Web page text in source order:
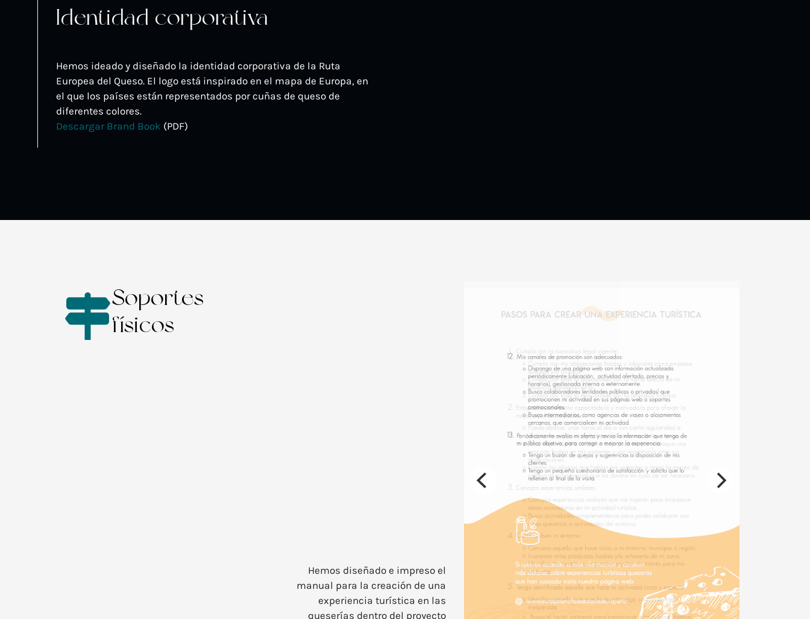
Identidad corporativa
Hemos ideado y diseñado la identidad corporativa de la Ruta
Europea del Queso. El logo está inspirado en el mapa de Europa, en
el que los países están representados por cuñas de queso de
diferentes colores.
Descargar Brand Book (PDF)
Soportes
físicos
Hemos diseñado e impreso el
manual para la creación de una
experiencia turística en las
queserías dentro del proyecto